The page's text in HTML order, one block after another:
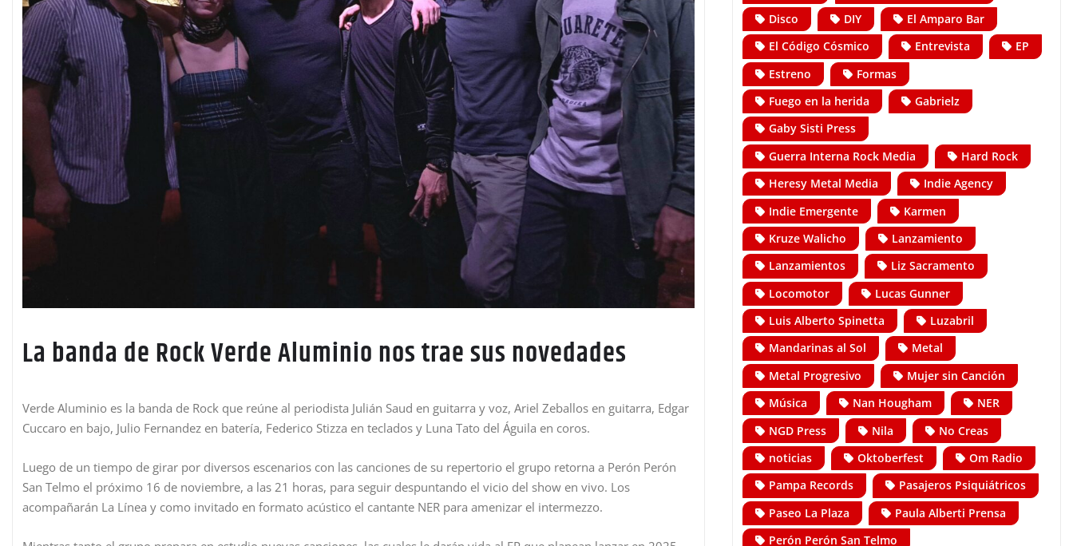
La banda de Rock Verde Aluminio nos trae sus novedades
Verde Aluminio es la banda de Rock que reúne al periodista Julián Saud en guitarra y voz, Ariel Zeballos en guitarra, Edgar
Cuccaro en bajo, Julio Fernandez en batería, Federico Stizza en teclados y Luna Tato del Águila en coros.
Luego de un tiempo de girar por diversos escenarios con las canciones de su repertorio el grupo retorna a Perón Perón
San Telmo el próximo 16 de noviembre, a las 21 horas, para seguir despuntando el vicio del show en vivo. Los
acompañarán La Línea y como invitado en formato acústico el cantante NER para amenizar el intermezzo.
Disco
DIY
El Amparo Bar
El Código Cósmico
Entrevista
EP
Estreno
Formas
Fuego en la herida
Gabrielz
Gaby Sisti Press
Guerra Interna Rock Media
Hard Rock
Heresy Metal Media
Indie Agency
Indie Emergente
Karmen
Kruze Walicho
Lanzamiento
Lanzamientos
Liz Sacramento
Locomotor
Lucas Gunner
Luis Alberto Spinetta
Luzabril
Mandarinas al Sol
Metal
Metal Progresivo
Mujer sin Canción
Música
Nan Hougham
NER
NGD Press
Nila
No Creas
noticias
Oktoberfest
Om Radio
Pampa Records
Pasajeros Psiquiátricos
Paseo La Plaza
Paula Alberti Prensa
Perón Perón San Telmo